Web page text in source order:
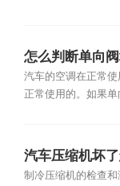
怎么判断单向
汽车的空调在正常
正常使用的。如果
汽车压缩机坏
制冷压缩机的检查